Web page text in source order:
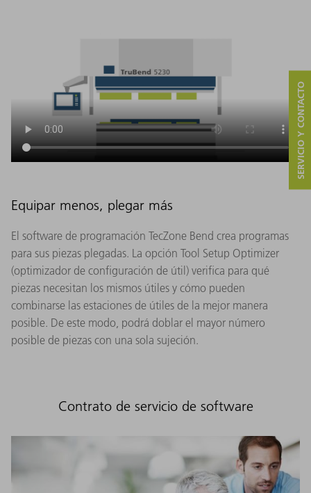
Equipar menos, plegar más
El software de programación TecZone Bend crea programas
para sus piezas plegadas. La opción Tool Setup Optimizer
(optimizador de configuración de útil) verifica para qué
piezas necesitan los mismos útiles y cómo pueden
combinarse las estaciones de útiles de la mejor manera
posible. De este modo, podrá doblar el mayor número
posible de piezas con una sola sujeción.
Contrato de servicio de software
SERVICIO Y CONTACTO